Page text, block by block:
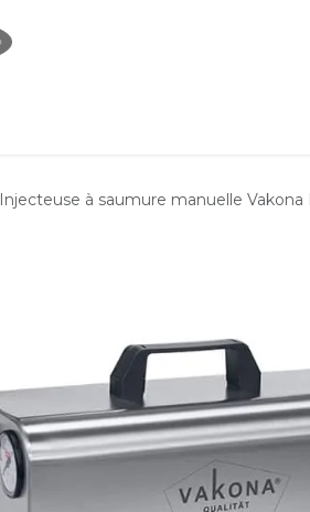
Injecteuse à saumure manuelle Vakona